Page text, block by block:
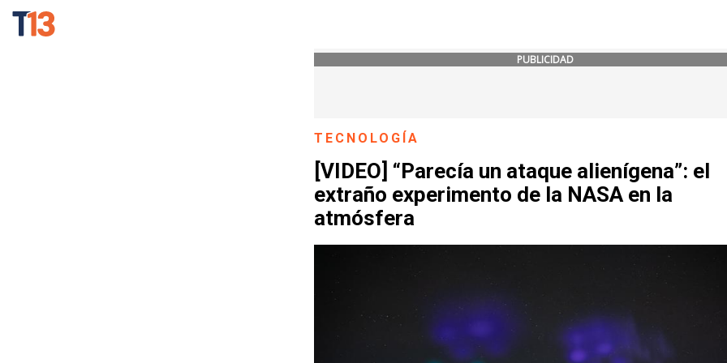
PUBLICIDAD
TECNOLOGÍA
[VIDEO] “Parecía un ataque alienígena”: el
extraño experimento de la NASA en la
atmósfera